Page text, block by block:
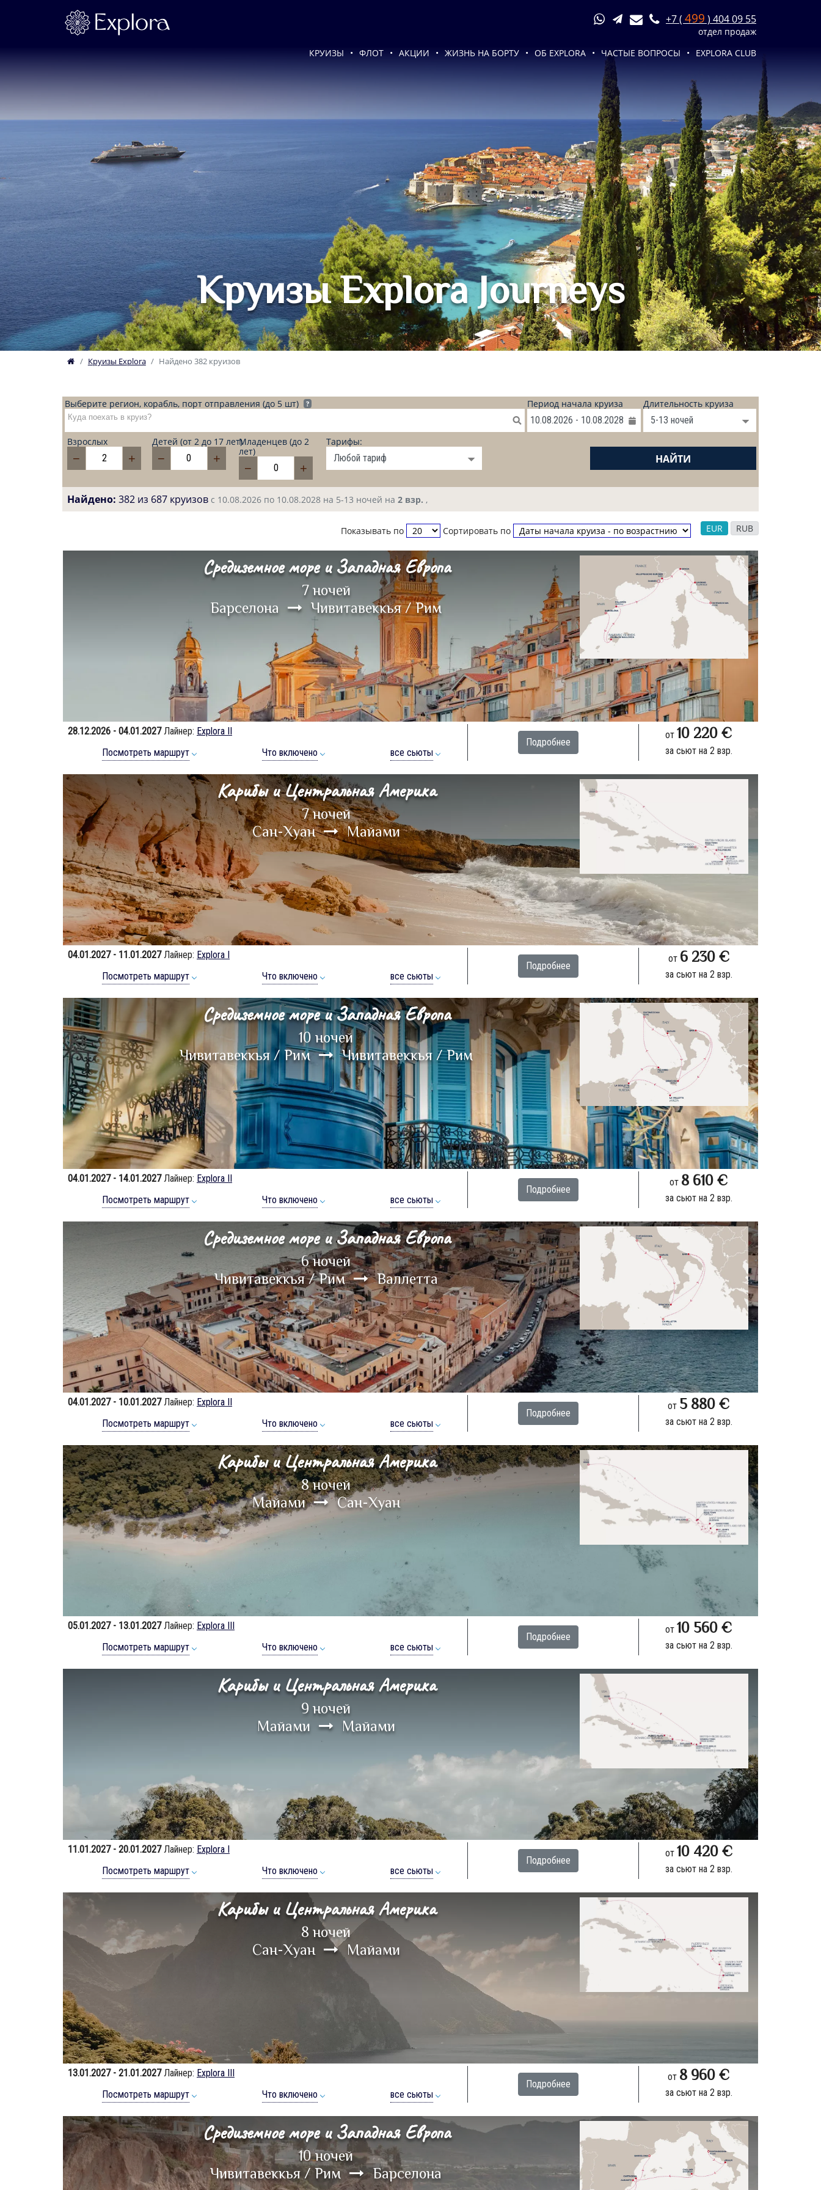
+7 ( 499 ) 404 09 55
отдел продаж
КРУИЗЫ
ФЛОТ АКЦИИ ЖИЗНЬ НА БОРТУ ОБ EXPLORA ЧАСТЫЕ ВОПРОСЫ EXPLORA CLUB
Круизы Explora Journeys
Круизы Explora Найдено 382 круизов
Выберите регион, корабль, порт отправления (до 5 шт) ? Период начала круиза Длительность круиза
Взрослых
− +
Детей (от 2 до 17 лет)
− +
Младенцев (до 2
лет)
− +
Тарифы:
НАЙТИ
Найдено: 382 из 687 круизов с 10.08.2026 по 10.08.2028 на 5-13 ночей на 2 взр. ,
Показывать по Сортировать по EUR RUB
Средиземное море и Западная Европа
7 ночей
Барселона Чивитавеккья / Рим
28.12.2026 - 04.01.2027Лайнер: Explora II
Посмотреть маршрут
Что включено все сьюты
Подробнее
от 10 220 €
за сьют на 2 взр.
Карибы и Центральная Америка
7 ночей
Сан-Хуан Майами
04.01.2027 - 11.01.2027Лайнер: Explora I
Посмотреть маршрут
Что включено все сьюты
Подробнее
от 6 230 €
за сьют на 2 взр.
Средиземное море и Западная Европа
10 ночей
Чивитавеккья / Рим Чивитавеккья / Рим
04.01.2027 - 14.01.2027Лайнер: Explora II
Посмотреть маршрут
Что включено все сьюты
Подробнее
от 8 610 €
за сьют на 2 взр.
Средиземное море и Западная Европа
6 ночей
Чивитавеккья / Рим Валлетта
04.01.2027 - 10.01.2027Лайнер: Explora II
Посмотреть маршрут
Что включено все сьюты
Подробнее
от 5 880 €
за сьют на 2 взр.
Карибы и Центральная Америка
8 ночей
Майами Сан-Хуан
05.01.2027 - 13.01.2027Лайнер: Explora III
Посмотреть маршрут
Что включено все сьюты
Подробнее
от 10 560 €
за сьют на 2 взр.
Карибы и Центральная Америка
9 ночей
Майами Майами
11.01.2027 - 20.01.2027Лайнер: Explora I
Посмотреть маршрут
Что включено все сьюты
Подробнее
от 10 420 €
за сьют на 2 взр.
Карибы и Центральная Америка
8 ночей
Сан-Хуан Майами
13.01.2027 - 21.01.2027Лайнер: Explora III
Посмотреть маршрут
Что включено все сьюты
Подробнее
от 8 960 €
за сьют на 2 взр.
Средиземное море и Западная Европа
10 ночей
Чивитавеккья / Рим Барселона